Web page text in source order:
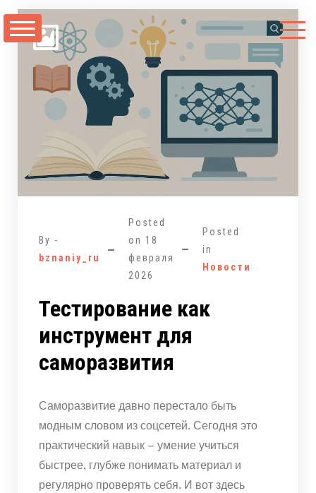
Перейти
содержимому
By -
bznaniy_ru
Posted
on 18
февраля
2026
Posted
in
Новости
Тестирование как
инструмент для
саморазвития
Саморазвитие давно перестало быть
модным словом из соцсетей. Сегодня это
практический навык – умение учиться
быстрее, глубже понимать материал и
регулярно проверять себя. И вот здесь